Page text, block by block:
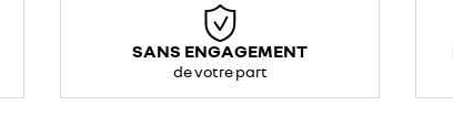
SANS ENGAGEMENT
de votre part